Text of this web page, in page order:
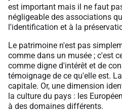
est important mais il ne faut
négligeable des associations
l'identification et à la
Le patrimoine n'est pas
comme dans un musée ; c'est
comme digne d'intérêt et de
témoignage de ce qu'elle est.
capitale. Or, une dimension
la culture du pays : les
à des domaines différents.